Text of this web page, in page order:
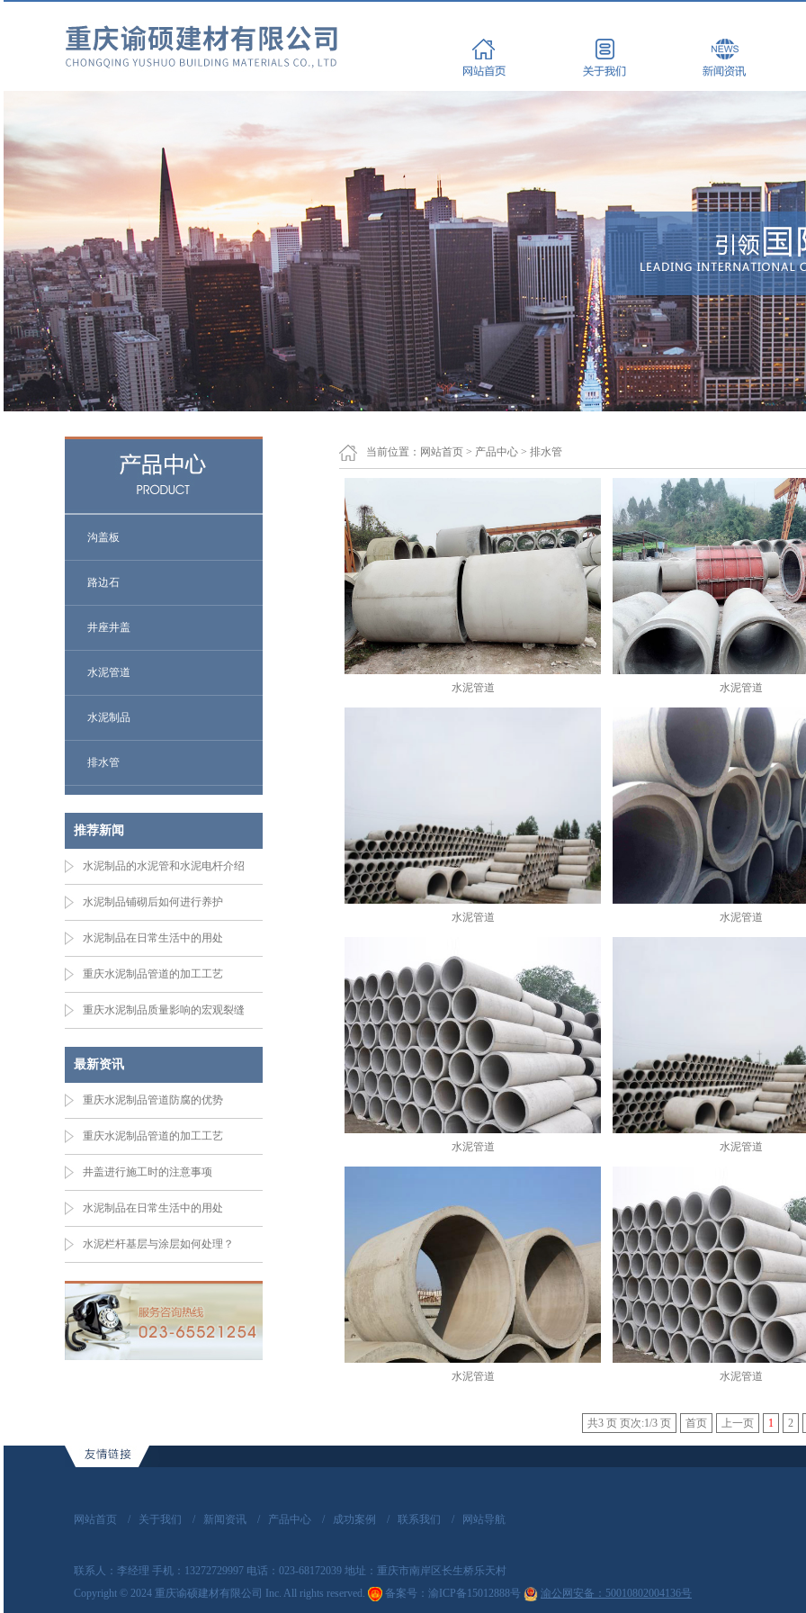
沟盖板
路边石
井座井盖
水泥管道
水泥制品
排水管
推荐新闻
水泥制品的水泥管和水泥电杆介绍
水泥制品铺砌后如何进行养护
水泥制品在日常生活中的用处
重庆水泥制品管道的加工工艺
重庆水泥制品质量影响的宏观裂缝
最新资讯
重庆水泥制品管道防腐的优势
重庆水泥制品管道的加工工艺
井盖进行施工时的注意事项
水泥制品在日常生活中的用处
水泥栏杆基层与涂层如何处理？
当前位置： 网站首页 > 产品中心 > 排水管
水泥管道 水泥管道
水泥管道 水泥管道
水泥管道 水泥管道
水泥管道 水泥管道
共3 页 页次:1/3 页 首页 上一页 1 2
网站首页 / 关于我们 / 新闻资讯 / 产品中心 / 成功案例 / 联系我们 / 网站导航
联系人：李经理 手机：13272729997 电话：023-68172039 地址：重庆市南岸区长生桥乐天村
Copyright © 2024 重庆谕硕建材有限公司 Inc. All rights reserved. 备案号： 渝ICP备15012888号 渝公网安备：50010802004136号